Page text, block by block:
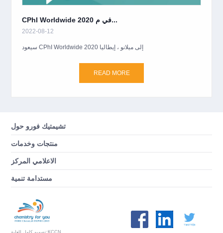
CPhI Worldwide 2020 في م...
2022-08-12
سيعود CPhI Worldwide 2020 إلى ميلانو ، إيطاليا
READ MORE
تشيمتيك فورو حول
منتجات وخدمات
الاعلامي المركز
مستدامة تنمية